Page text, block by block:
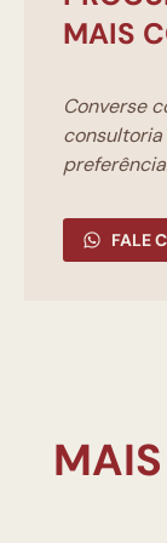
MAIS
Converse
consultoria
FALE